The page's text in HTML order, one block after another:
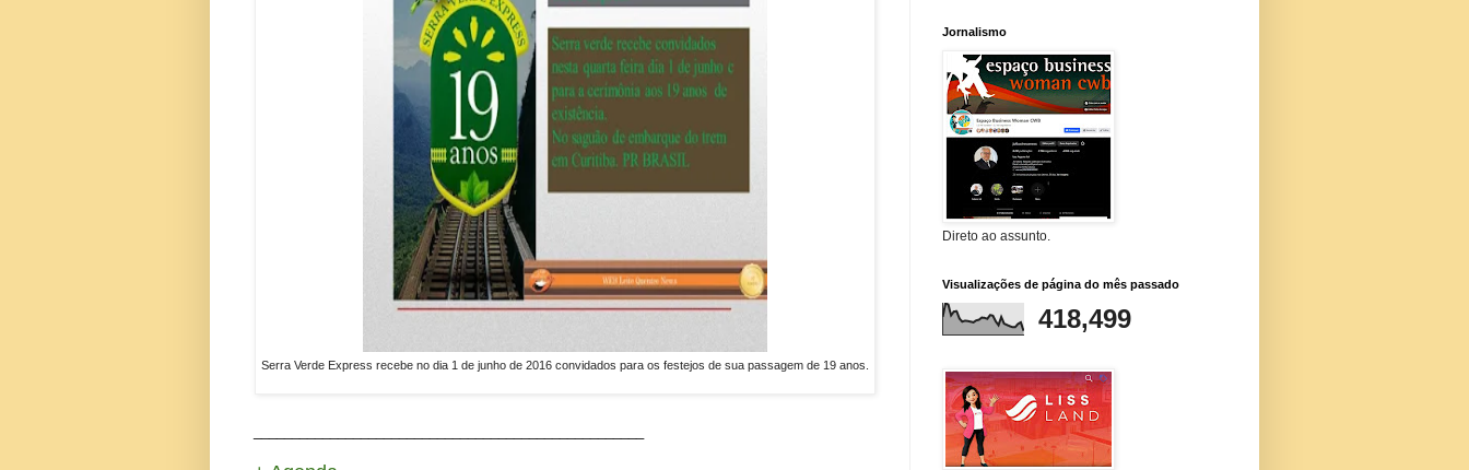
Serra Verde Express recebe no dia 1 de junho de 2016 convidados para os festejos de sua passagem de 19 anos.
Jornalismo
Direto ao assunto.
Visualizações de página do mês passado
418,499